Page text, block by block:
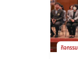
กิจกรรม